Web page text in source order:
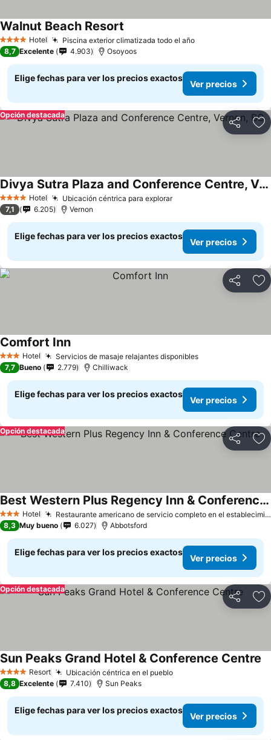
4 EstrellasHotel Piscina exterior climatizada todo el año
Walnut Beach Resort
8,7 Excelente 4.903 Osoyoos
Elige fechas para ver los precios exactos
Ver precios
Compartir
Opción destacada
4 EstrellasHotel Ubicación céntrica para explorar
Divya Sutra Plaza and Conference Centre, Vernon, BC
7,1 6.205 Vernon
Elige fechas para ver los precios exactos
Ver precios
Compartir
3 Estrellas
Hotel Servicios de masaje relajantes disponibles
Comfort Inn
7,7 Bueno 2.779 Chilliwack
Elige fechas para ver los precios exactos
Ver precios
Compartir
Opción destacada
3 Estrellas
Hotel Restaurante americano de servicio completo en el establecimiento
Best Western Plus Regency Inn & Conference Centre
8,3 Muy bueno 6.027 Abbotsford
Elige fechas para ver los precios exactos
Ver precios
Compartir
Opción destacada
4 EstrellasResort Ubicación céntrica en el pueblo
Sun Peaks Grand Hotel & Conference Centre
8,8 Excelente 7.410 Sun Peaks
Elige fechas para ver los precios exactos
Ver precios